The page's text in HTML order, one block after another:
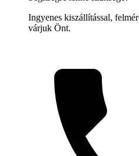
Ingyenes kiszállítással,
várjuk Önt.